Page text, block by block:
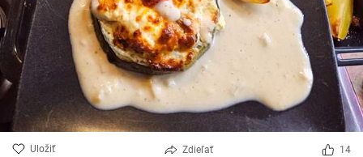
Uložiť Zdieľať 14